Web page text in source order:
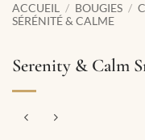
ACCUEIL / BOUGIES /
SÉRÉNITÉ & CALME
Serenity & Calm